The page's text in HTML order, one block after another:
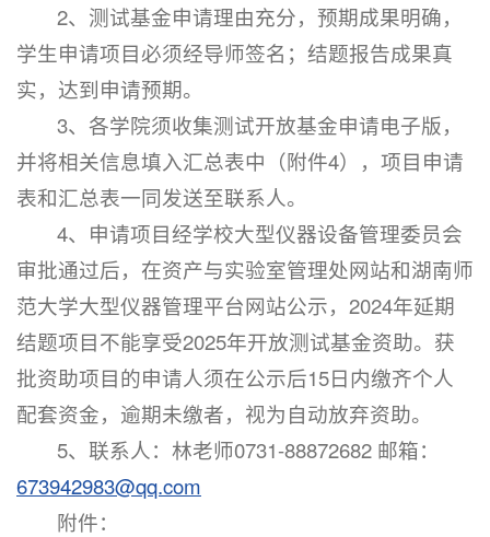
2、测试基金申请理由充分，预期成果明确，
学生申请项目必须经导师签名；结题报告成果真
实，达到申请预期。
3、各学院须收集测试开放基金申请电子版，
并将相关信息填入汇总表中（附件4），项目申请
表和汇总表一同发送至联系人。
4、申请项目经学校大型仪器设备管理委员会
审批通过后，在资产与实验室管理处网站和湖南师
范大学大型仪器管理平台网站公示，2024年延期
结题项目不能享受2025年开放测试基金资助。获
批资助项目的申请人须在公示后15日内缴齐个人
配套资金，逾期未缴者，视为自动放弃资助。
5、联系人：林老师0731-88872682 邮箱：
673942983@qq.com
附件：